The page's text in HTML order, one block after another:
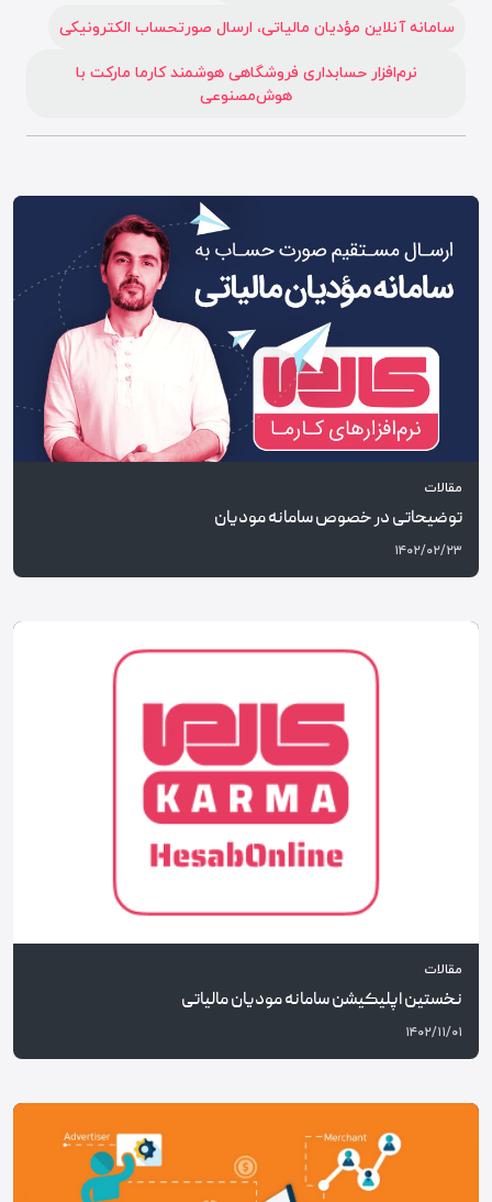
سامانه آنلاین مؤدیان مالیاتی، ارسال صورتحساب الکترونیکی
نرم‌افزار حسابداری فروشگاهی هوشمند کارما مارکت با
هوش‌مصنوعی
مقالات
توضیحاتی در خصوص سامانه مودیان
۱۴۰۲/۰۲/۲۳
مقالات
نخستین اپلیکیشن سامانه مودیان مالیاتی
۱۴۰۲/۱۱/۰۱